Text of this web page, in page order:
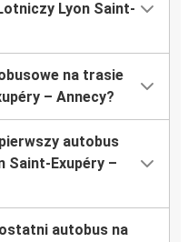
Lyon Saint-
na trasie
– Annecy?
autobus
Saint-Exupéry –
autobus na